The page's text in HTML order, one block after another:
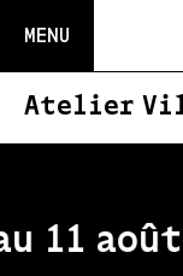
MENU
Atelier
11